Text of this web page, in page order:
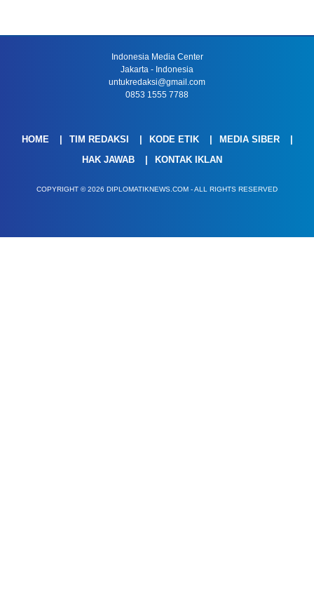
Indonesia Media Center
Jakarta - Indonesia
untukredaksi@gmail.com
0853 1555 7788
HOME TIM REDAKSI KODE ETIK
MEDIA SIBER
HAK JAWAB
KONTAK IKLAN
COPYRIGHT © 2026 DIPLOMATIKNEWS.COM - ALL RIGHTS RESERVED